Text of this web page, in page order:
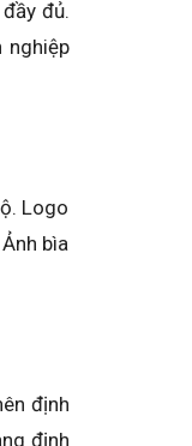
đủ.
nghiệp
Logo
bìa
định
định